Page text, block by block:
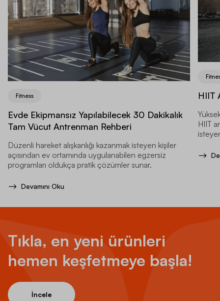
Fitness
Evde Ekipmansız Yapılabilecek 30 Dakikalık
Tam Vücut Antrenman Rehberi
Düzenli hareket alışkanlığı kazanmak isteyen kişiler
açısından ev ortamında uygulanabilen egzersiz
programları oldukça pratik çözümler sunar.
Devamını Oku
HIIT
HIIT
Tıkla, en yeni ürünleri
hemen keşfetmeye başla!
İncele